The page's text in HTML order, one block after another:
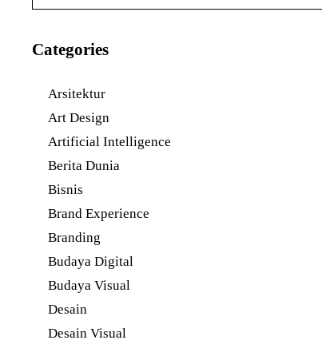
Categories
Arsitektur
Art Design
Artificial Intelligence
Berita Dunia
Bisnis
Brand Experience
Branding
Budaya Digital
Budaya Visual
Desain
Desain Visual